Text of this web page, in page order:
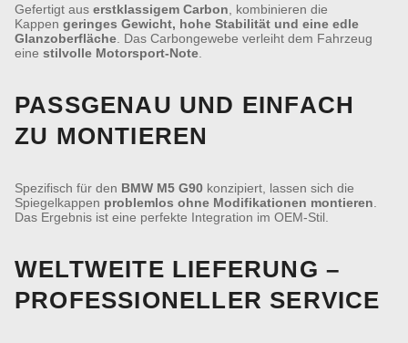
Gefertigt aus erstklassigem Carbon , kombinieren die
Kappen geringes Gewicht, hohe Stabilität und eine edle
Glanzoberfläche . Das Carbongewebe verleiht dem Fahrzeug
eine stilvolle Motorsport-Note
PASSGENAU UND EINFACH
ZU MONTIEREN
Spezifisch für den BMW M5 G90 konzipiert, lassen sich die
Spiegelkappen problemlos ohne Modifikationen montieren
Das Ergebnis ist eine perfekte Integration im OEM-Stil.
WELTWEITE LIEFERUNG –
PROFESSIONELLER SERVICE